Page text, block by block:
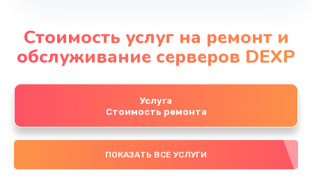
Стоимость услуг на ремонт и
обслуживание серверов DEXP
Услуга
Стоимость ремонта
ПОКАЗАТЬ ВСЕ УСЛУГИ